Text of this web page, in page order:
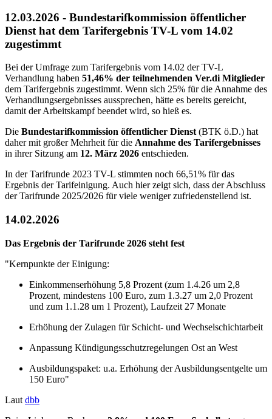
12.03.2026 - Bundestarifkommission öffentlicher
Dienst hat dem Tarifergebnis TV-L vom 14.02
zugestimmt
Bei der Umfrage zum Tarifergebnis vom 14.02 der TV-L
Verhandlung haben 51,46% der teilnehmenden Ver.di Mitglieder
dem Tarifergebnis zugestimmt. Wenn sich 25% für die Annahme des
Verhandlungsergebnisses aussprechen, hätte es bereits gereicht,
damit der Arbeitskampf beendet wird, so hieß es.
Die Bundestarifkommission öffentlicher Dienst (BTK ö.D.) hat
daher mit großer Mehrheit für die Annahme des Tarifergebnisses
in ihrer Sitzung am 12. März 2026 entschieden.
In der Tarifrunde 2023 TV-L stimmten noch 66,51% für das
Ergebnis der Tarifeinigung. Auch hier zeigt sich, dass der Abschluss
der Tarifrunde 2025/2026 für viele weniger zufriedenstellend ist.
14.02.2026
Das Ergebnis der Tarifrunde 2026 steht fest
"Kernpunkte der Einigung:
Einkommenserhöhung 5,8 Prozent (zum 1.4.26 um 2,8
Prozent, mindestens 100 Euro, zum 1.3.27 um 2,0 Prozent
und zum 1.1.28 um 1 Prozent), Laufzeit 27 Monate
Erhöhung der Zulagen für Schicht- und Wechselschichtarbeit
Anpassung Kündigungsschutzregelungen Ost an West
Ausbildungspaket: u.a. Erhöhung der Ausbildungsentgelte um
150 Euro"
Laut dbb